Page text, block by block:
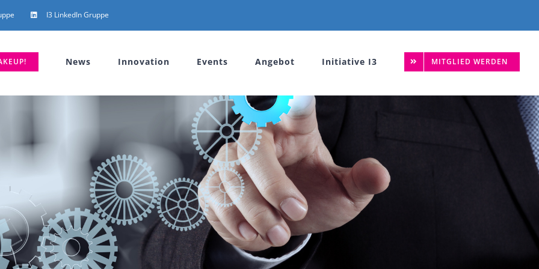
I3 LinkedIn Gruppe
News Innovation Events Angebot Initiative I3 MITGLIED WERDEN